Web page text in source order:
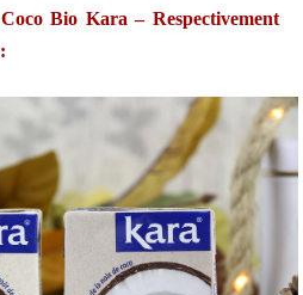
Bio Kara – Respectivement